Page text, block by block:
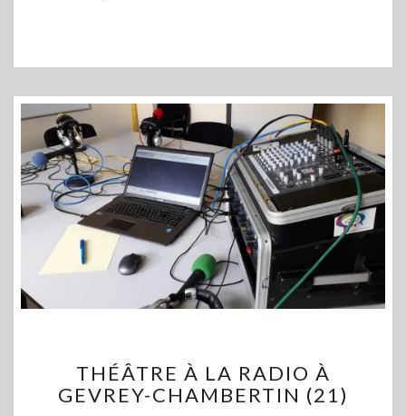
LA
THÉÂTRE À LA RADIO À
GEVREY-CHAMBERTIN (21)